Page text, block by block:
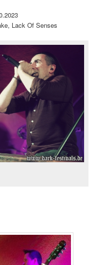
Lack Of Senses